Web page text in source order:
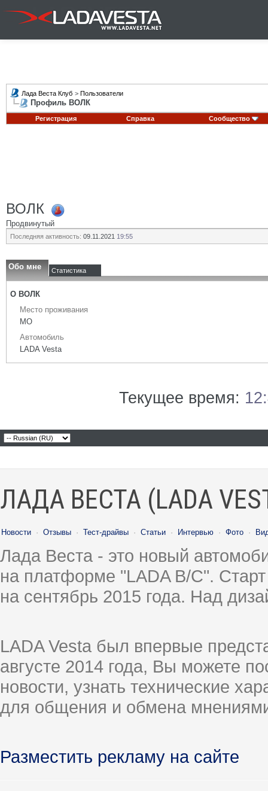
Лада Веста Клуб > Пользователи
Профиль ВОЛК
Регистрация Справка Сообщество
ВОЛК
Продвинутый
Последняя активность: 09.11.2021 19:55
Обо мне Статистика
О ВОЛК
Место проживания
МО
Автомобиль
LADA Vesta
Текущее время:
ЛАДА ВЕСТА (LADA
Новости · Отзывы · Тест-драйвы · Статьи · Интервью · Фото ·
Лада Веста - это новый
на платформе "LADA B/C".
на сентябрь 2015 года. Над
LADA Vesta был впервые
августе 2014 года, Вы можете
новости, узнать технические
для общения и обмена
Разместить рекламу на сайте